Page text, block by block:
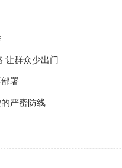
让群众少出门
署
严密防线